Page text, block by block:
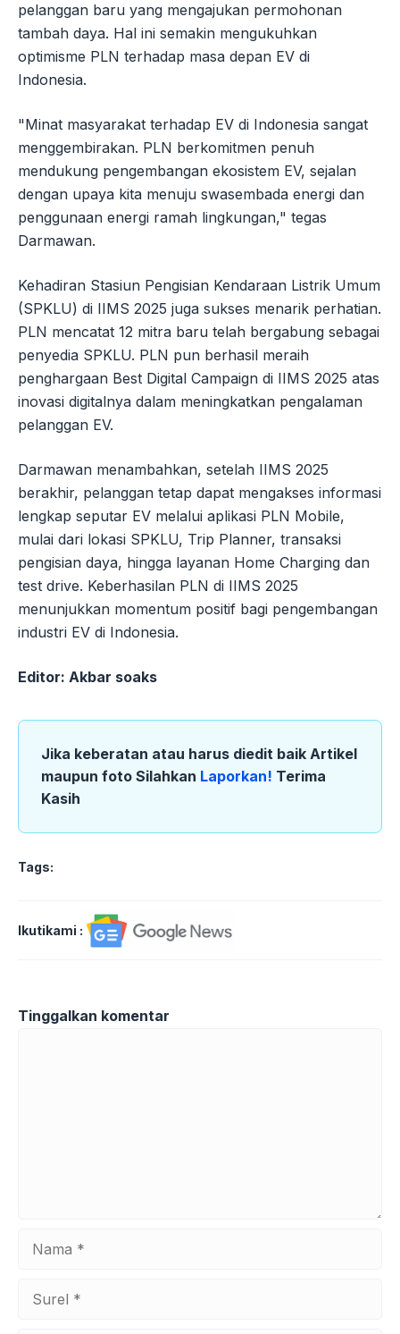
pelanggan baru yang mengajukan permohonan
tambah daya. Hal ini semakin mengukuhkan
optimisme PLN terhadap masa depan EV di
Indonesia.
"Minat masyarakat terhadap EV di Indonesia sangat
menggembirakan. PLN berkomitmen penuh
mendukung pengembangan ekosistem EV, sejalan
dengan upaya kita menuju swasembada energi dan
penggunaan energi ramah lingkungan," tegas
Darmawan.
Kehadiran Stasiun Pengisian Kendaraan Listrik Umum
(SPKLU) di IIMS 2025 juga sukses menarik perhatian.
PLN mencatat 12 mitra baru telah bergabung sebagai
penyedia SPKLU. PLN pun berhasil meraih
penghargaan Best Digital Campaign di IIMS 2025 atas
inovasi digitalnya dalam meningkatkan pengalaman
pelanggan EV.
Darmawan menambahkan, setelah IIMS 2025
berakhir, pelanggan tetap dapat mengakses informasi
lengkap seputar EV melalui aplikasi PLN Mobile,
mulai dari lokasi SPKLU, Trip Planner, transaksi
pengisian daya, hingga layanan Home Charging dan
test drive. Keberhasilan PLN di IIMS 2025
menunjukkan momentum positif bagi pengembangan
industri EV di Indonesia.
Editor: Akbar soaks
Jika keberatan atau harus diedit baik Artikel
maupun foto Silahkan Laporkan! Terima
Kasih
Tags:
Ikutikami :
Tinggalkan komentar